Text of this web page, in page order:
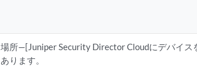
場所—[Juniper Security Director Cloudにデバイス
あります。